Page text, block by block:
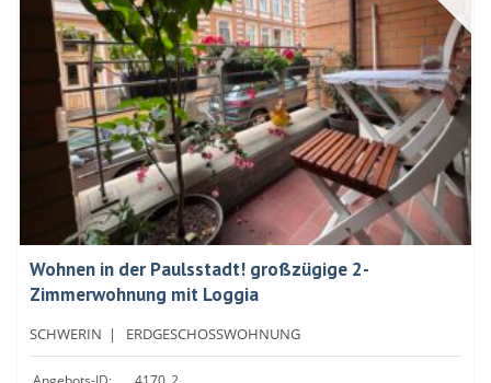
Wohnen in der Paulsstadt! großzügige 2-
Zimmerwohnung mit Loggia
SCHWERIN | ERDGESCHOSSWOHNUNG